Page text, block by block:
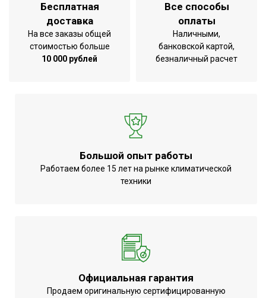
Бесплатная
доставка
На все заказы общей
стоимостью больше
10 000 рублей
Все способы
оплаты
Наличными,
банковской картой,
безналичный расчет
Большой опыт работы
Работаем более 15 лет на рынке климатической
техники
Официальная гарантия
Продаем оригинальную сертифицированную